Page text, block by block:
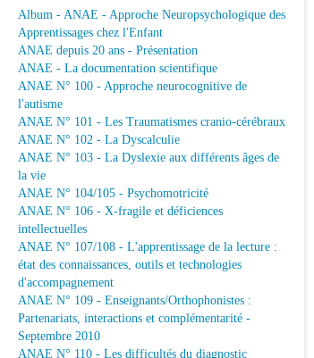
Album - ANAE - Approche Neuropsychologique des
Apprentissages chez l'Enfant
ANAE depuis 20 ans - Présentation
ANAE - La documentation scientifique
ANAE N° 100 - Approche neurocognitive de
l'autisme
ANAE N° 101 - Les Traumatismes cranio-cérébraux
ANAE N° 102 - La Dyscalculie
ANAE N° 103 - La Dyslexie aux différents âges de
la vie
ANAE N° 104/105 - Psychomotricité
ANAE N° 106 - X-fragile et déficiences
intellectuelles
ANAE N° 107/108 - L'apprentissage de la lecture :
état des connaissances, outils et technologies
d'accompagnement
ANAE N° 109 - Enseignants/Orthophonistes :
Partenariats, interactions et complémentarité -
Septembre 2010
ANAE N° 110 - Les difficultés du diagnostic